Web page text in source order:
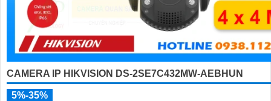
CAMERA IP HIKVISION DS-2SE7C432MW-AEBHUN
5%-35%